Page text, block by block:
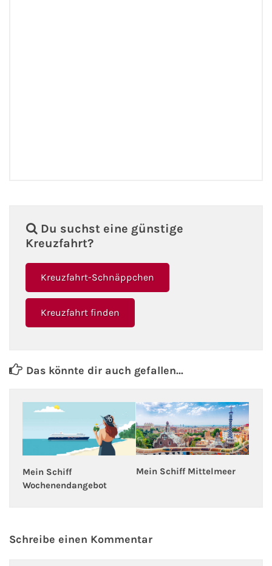
Fähre nach Dänemark
Fähre nach Schweden
Fähre nach Lettland
Wissenswertes
Kreuzfahrt-Newsletter
Kreuzfahrt-Bücher
Du suchst eine günstige
Kreuzfahrt?
Kreuzfahrt-Schnäppchen
Kreuzfahrt finden
Das könnte dir auch gefallen...
Mein Schiff
Wochenendangebot
Mein Schiff Mittelmeer
Schreibe einen Kommentar